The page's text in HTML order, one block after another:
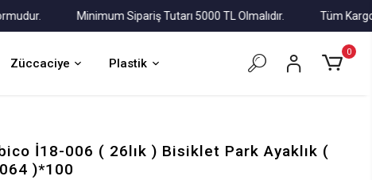
Minimum Sipariş Tutarı 5000 TL Olmalıdır. Tüm Kargolar
Züccaciye Plastik
0
İ18-006 ( 26lık ) Bisiklet Park Ayaklık (
)*100